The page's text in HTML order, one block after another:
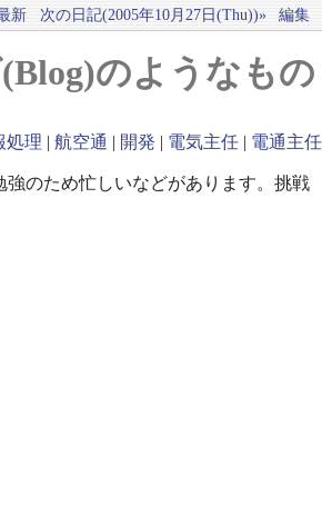
新 次の日記(2005年10月27日(Thu))» 編集
のようなもの
処理 | 航空通 | 開発 | 電気主任 | 電通主任
のため忙しいなどがあります。挑戦